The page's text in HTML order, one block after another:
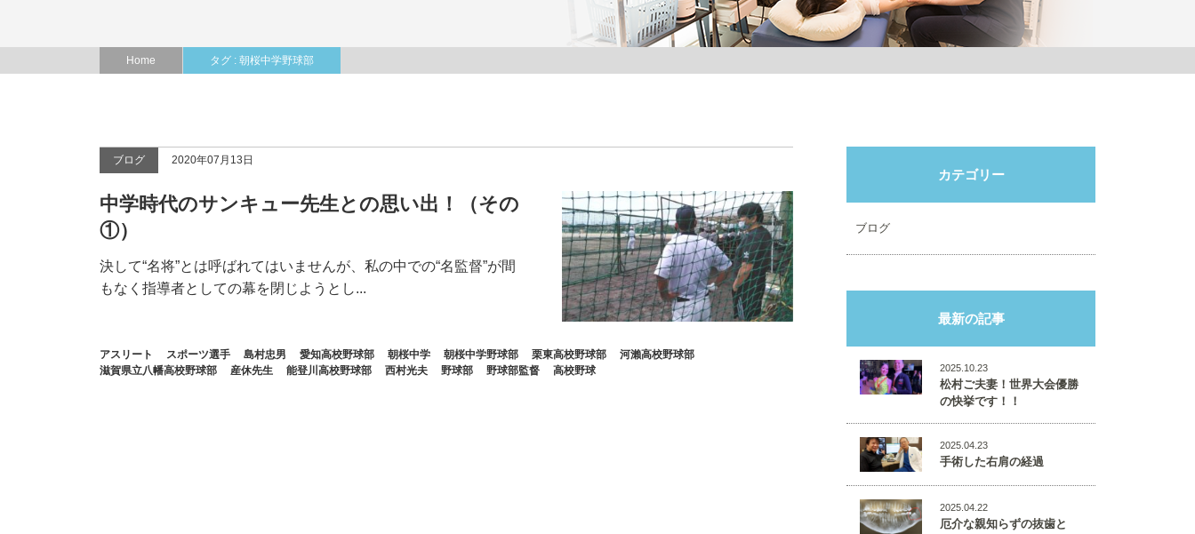
Home タグ : 朝桜中学野球部
ブログ 2020年07月13日
中学時代のサンキュー先生との思い出！（その
①）
決して“名将”とは呼ばれてはいませんが、私の中での“名監督”が間
もなく指導者としての幕を閉じようとし...
アスリート スポーツ選手 島村忠男 愛知高校野球部 朝桜中学 朝桜中学野球部 栗東高校野球部
河瀨高校野球部
滋賀県立八幡高校野球部
産休先生 能登川高校野球部 西村光夫 野球部 野球部監督 高校野球
カテゴリー
ブログ
最新の記事
2025.10.23
松村ご夫妻！世界大会優勝
の快挙です！！
2025.04.23
手術した右肩の経過
2025.04.22
厄介な親知らずの抜歯と